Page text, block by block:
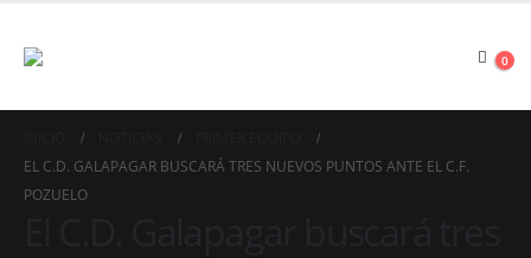
0
EL C.D. GALAPAGAR BUSCARÁ TRES NUEVOS PUNTOS ANTE EL C.F.
POZUELO